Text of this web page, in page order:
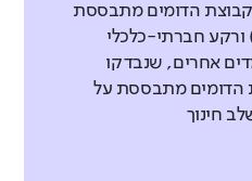
הדומים מתבססת
חברתי-כלכלי
אחרים, שנבדקו
הדומים מתבססת על
חינוך